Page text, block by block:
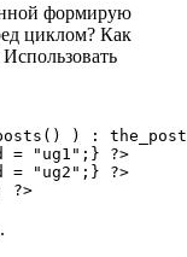
формирую
циклом? Как
) :
= "ug1";} ?>
= "ug2";} ?>
?>